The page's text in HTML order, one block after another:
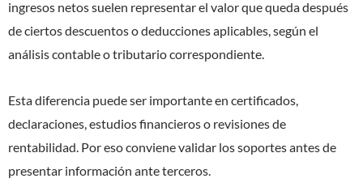
ingresos netos suelen representar el valor que queda después
de ciertos descuentos o deducciones aplicables, según el
análisis contable o tributario correspondiente.
Esta diferencia puede ser importante en certificados,
declaraciones, estudios financieros o revisiones de
rentabilidad. Por eso conviene validar los soportes antes de
presentar información ante terceros.